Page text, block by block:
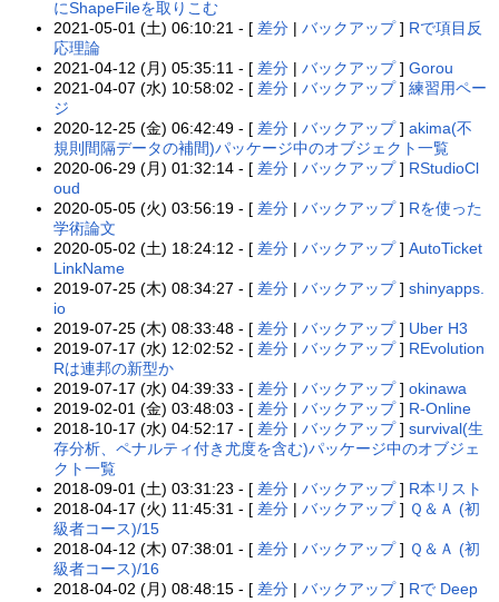
にShapeFileを取りこむ
2021-05-01 (土) 06:10:21 - [ 差分 |バックアップ] Rで項目反
応理論
2021-04-12 (月) 05:35:11 - [ 差分 |バックアップ]Gorou
2021-04-07 (水) 10:58:02 - [ 差分 |バックアップ]練習用ペー
ジ
2020-12-25 (金) 06:42:49 - [ 差分 |バックアップ]akima(不
規則間隔データの補間)パッケージ中のオブジェクト一覧
2020-06-29 (月) 01:32:14 - [ 差分 |バックアップ] RStudioCl
oud
2020-05-05 (火) 03:56:19 - [ 差分 |バックアップ] Rを使った
学術論文
2020-05-02 (土) 18:24:12 - [ 差分 |バックアップ]AutoTicket
LinkName
2019-07-25 (木) 08:34:27 - [ 差分 |バックアップ]shinyapps.
io
2019-07-25 (木) 08:33:48 - [ 差分 |バックアップ] Uber H3
2019-07-17 (水) 12:02:52 - [ 差分 |バックアップ] REvolution
Rは連邦の新型か
2019-07-17 (水) 04:39:33 - [ 差分 |バックアップ]okinawa
2019-02-01 (金) 03:48:03 - [ 差分 |バックアップ] R-Online
2018-10-17 (水) 04:52:17 - [ 差分 |バックアップ]survival(生
存分析、ペナルティ付き尤度を含む)パッケージ中のオブジェ
クト一覧
2018-09-01 (土) 03:31:23 - [ 差分 |バックアップ] R本リスト
2018-04-17 (火) 11:45:31 - [ 差分 |バックアップ] Ｑ＆Ａ (初
級者コース)/15
2018-04-12 (木) 07:38:01 - [ 差分 |バックアップ] Ｑ＆Ａ (初
級者コース)/16
2018-04-02 (月) 08:48:15 - [ 差分 |バックアップ] Rで Deep